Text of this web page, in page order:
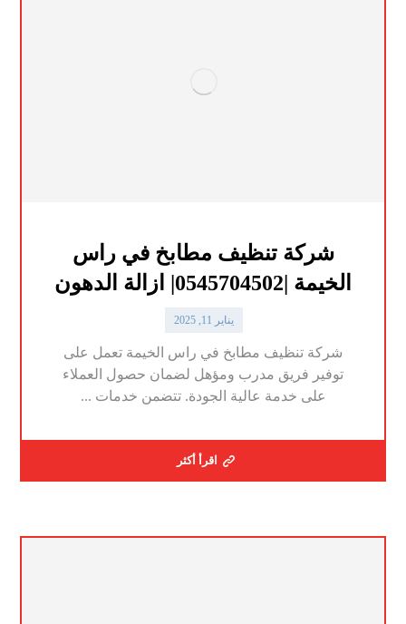
شركة تنظيف مطابخ في راس
الخيمة |0545704502| ازالة الدهون
يناير 11, 2025
شركة تنظيف مطابخ في راس الخيمة تعمل على
توفير فريق مدرب ومؤهل لضمان حصول العملاء
على خدمة عالية الجودة. تتضمن خدمات ...
اقرأ أكثر